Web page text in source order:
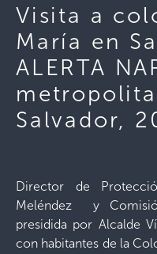
Visita a
María en
ALERTA
Salvador,
Director de
Meléndez y
presidida por Alcalde
con habitantes de la